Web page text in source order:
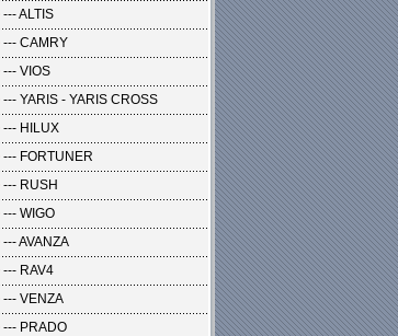
--- ALTIS
--- CAMRY
--- VIOS
--- YARIS - YARIS CROSS
--- HILUX
--- FORTUNER
--- RUSH
--- WIGO
--- AVANZA
--- RAV4
--- VENZA
--- PRADO